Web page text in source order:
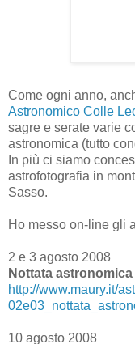
Come ogni anno,
Astronomico Colle
sagre e serate varie
astronomica (tutto
In più ci siamo
astrofotografia in
Sasso.
Ho messo on-line gli
2 e 3 agosto 2008
Nottata
http://www.maury.it/
10 agosto 2008